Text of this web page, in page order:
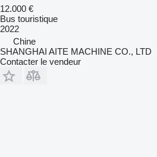
12.000 €
Bus touristique
2022
Chine
SHANGHAI AITE MACHINE CO., LTD
Contacter le vendeur